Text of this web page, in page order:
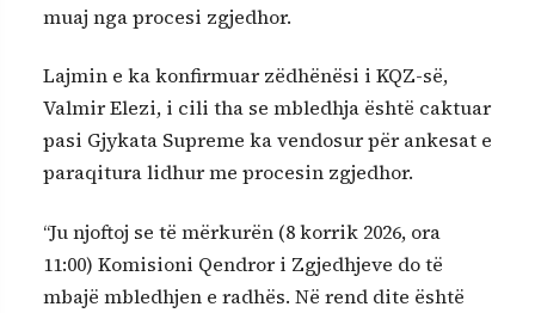
muaj nga procesi zgjedhor.
Lajmin e ka konfirmuar zëdhënësi i KQZ-së,
Valmir Elezi, i cili tha se mbledhja është caktuar
pasi Gjykata Supreme ka vendosur për ankesat e
paraqitura lidhur me procesin zgjedhor.
“Ju njoftoj se të mërkurën (8 korrik 2026, ora
11:00) Komisioni Qendror i Zgjedhjeve do të
mbajë mbledhjen e radhës. Në rend dite është